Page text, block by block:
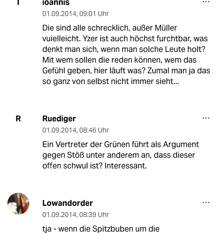
I ioannis
01.09.2014, 09:01 Uhr
Die sind alle schrecklich, außer Müller
vuielleicht. Yzer ist auch höchst furchtbar, was
denkt man sich, wenn man solche Leute holt?
Mit wem sollen die reden können, wem das
Gefühl geben, hier läuft was? Zumal man ja das
so ganz von selbst nicht immer sieht...
R Ruediger
01.09.2014, 08:46 Uhr
Ein Vertreter der Grünen führt als Argument
gegen Stöß unter anderem an, dass dieser
offen schwul ist? Interessant.
Lowandorder
01.09.2014, 08:39 Uhr
tja - wenn die Spitzbuben um die